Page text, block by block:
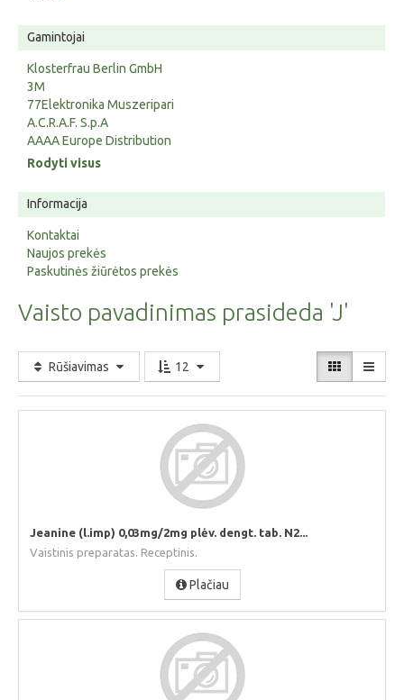
Gamintojai
Klosterfrau Berlin GmbH
3M
77Elektronika Muszeripari
A.C.R.A.F. S.p.A
AAAA Europe Distribution
Rodyti visus
Informacija
Kontaktai
Naujos prekės
Paskutinės žiūrėtos prekės
Vaisto pavadinimas prasideda 'J'
Rūšiavimas 12
Jeanine (l.imp) 0,03mg/2mg plėv. dengt. tab. N2...
Vaistinis preparatas. Receptinis.
Plačiau